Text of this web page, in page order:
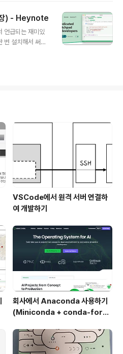
는 아이디나 패스
곤 한다. Dev 환
라 변경되는 값
기 때문이다. 간
장) - Heynote
언급되는 재미있
번 설치해서 써봤
지 모르겠지만,
용하는데에는 문
모두 지원 기본
발할 때에는 Linux
사용할 때 모두
심지어 Mac은..
VSCode에서 원격 서버 연결하
여 개발하기
회사에서 Anaconda 사용하기
(Miniconda + conda-forg